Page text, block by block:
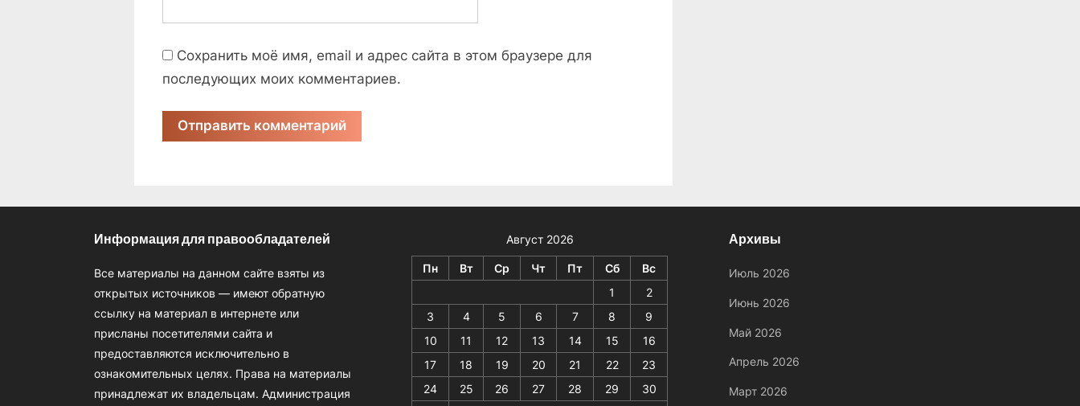
Сохранить моё имя, email и адрес сайта в этом браузере для
последующих моих комментариев.
Информация для правообладателей
Все материалы на данном сайте взяты из
открытых источников — имеют обратную
ссылку на материал в интернете или
присланы посетителями сайта и
предоставляются исключительно в
ознакомительных целях. Права на материалы
принадлежат их владельцам. Администрация
Август 2026
Пн Вт Ср Чт Пт Сб
Вс
1
2
3
4 5 6 7 8
9
10
11 12 13 14 15
16
17
18 19 20 21 22
23
24
25 26 27 28 29
30
Архивы
Июль 2026
Июнь 2026
Май 2026
Апрель 2026
Март 2026